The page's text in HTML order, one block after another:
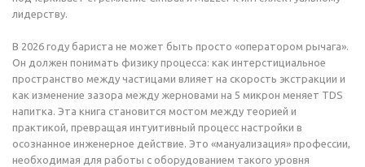
лидерству.
В 2026 году бариста не может быть просто «оператором рычага».
Он должен понимать физику процесса: как интерстициальное
пространство между частицами влияет на скорость экстракции и
как изменение зазора между жерновами на 5 микрон меняет TDS
напитка. Эта книга становится мостом между теорией и
практикой, превращая интуитивный процесс настройки в
осознанное инженерное действие. Это «мануализация» профессии,
необходимая для работы с оборудованием такого уровня